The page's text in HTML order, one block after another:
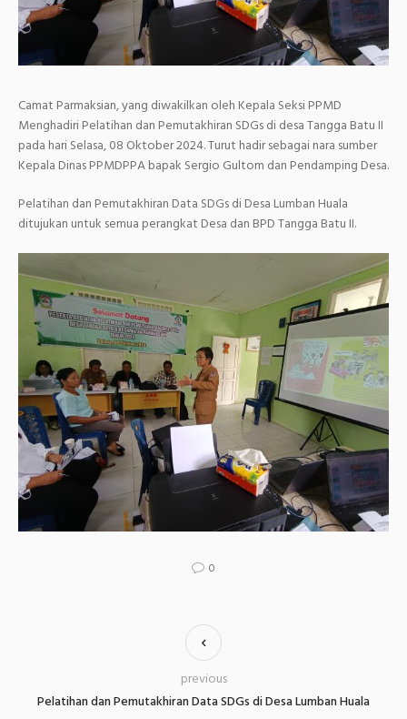
Camat Parmaksian, yang diwakilkan oleh Kepala Seksi PPMD
Menghadiri Pelatihan dan Pemutakhiran SDGs di desa Tangga Batu II
pada hari Selasa, 08 Oktober 2024. Turut hadir sebagai nara sumber
Kepala Dinas PPMDPPA bapak Sergio Gultom dan Pendamping Desa.
Pelatihan dan Pemutakhiran Data SDGs di Desa Lumban Huala
ditujukan untuk semua perangkat Desa dan BPD Tangga Batu II.
0
Pelatihan dan Pemutakhiran Data SDGs di Desa Lumban Huala
previous